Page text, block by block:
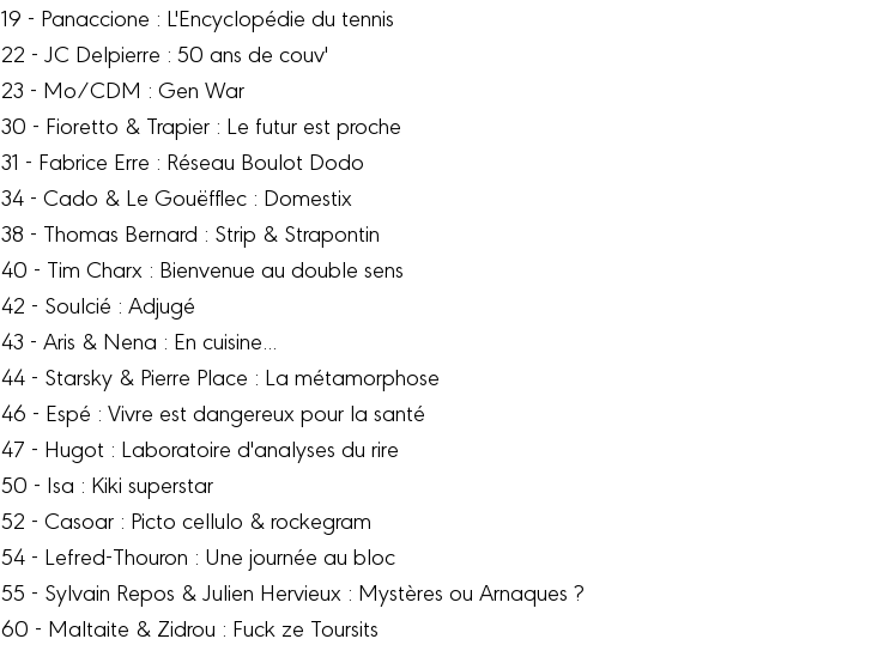
19 - Panaccione : L'Encyclopédie du tennis
22 - JC Delpierre : 50 ans de couv'
23 - Mo/CDM : Gen War
30 - Fioretto & Trapier : Le futur est proche
31 - Fabrice Erre : Réseau Boulot Dodo
34 - Cado & Le Gouëfflec : Domestix
38 - Thomas Bernard : Strip & Strapontin
40 - Tim Charx : Bienvenue au double sens
42 - Soulcié : Adjugé
43 - Aris & Nena : En cuisine...
44 - Starsky & Pierre Place : La métamorphose
46 - Espé : Vivre est dangereux pour la santé
47 - Hugot : Laboratoire d'analyses du rire
50 - Isa : Kiki superstar
52 - Casoar : Picto cellulo & rockegram
54 - Lefred-Thouron : Une journée au bloc
55 - Sylvain Repos & Julien Hervieux : Mystères ou Arnaques ?
60 - Maltaite & Zidrou : Fuck ze Toursits